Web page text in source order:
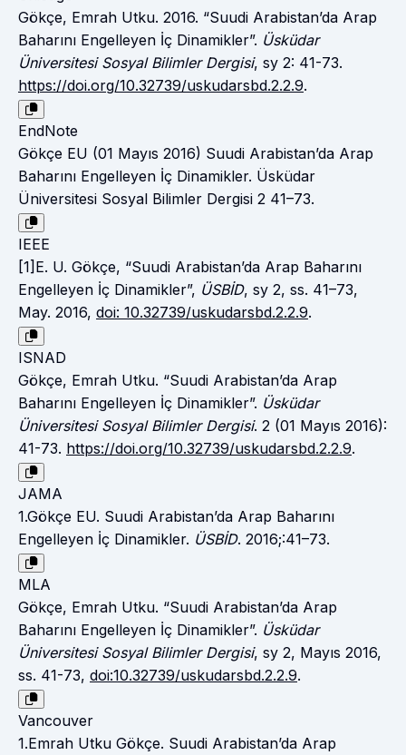
Gökçe, Emrah Utku. 2016. “Suudi Arabistan’da Arap
Baharını Engelleyen İç Dinamikler”. Üsküdar
Üniversitesi Sosyal Bilimler Dergisi, sy 2: 41-73.
https://doi.org/10.32739/uskudarsbd.2.2.9.
EndNote
Gökçe EU (01 Mayıs 2016) Suudi Arabistan’da Arap
Baharını Engelleyen İç Dinamikler. Üsküdar
Üniversitesi Sosyal Bilimler Dergisi 2 41–73.
IEEE
[1]E. U. Gökçe, “Suudi Arabistan’da Arap Baharını
Engelleyen İç Dinamikler”, ÜSBİD, sy 2, ss. 41–73,
May. 2016, doi: 10.32739/uskudarsbd.2.2.9.
ISNAD
Gökçe, Emrah Utku. “Suudi Arabistan’da Arap
Baharını Engelleyen İç Dinamikler”. Üsküdar
Üniversitesi Sosyal Bilimler Dergisi. 2 (01 Mayıs 2016):
41-73. https://doi.org/10.32739/uskudarsbd.2.2.9.
JAMA
1.Gökçe EU. Suudi Arabistan’da Arap Baharını
Engelleyen İç Dinamikler. ÜSBİD. 2016;:41–73.
MLA
Gökçe, Emrah Utku. “Suudi Arabistan’da Arap
Baharını Engelleyen İç Dinamikler”. Üsküdar
Üniversitesi Sosyal Bilimler Dergisi, sy 2, Mayıs 2016,
ss. 41-73, doi:10.32739/uskudarsbd.2.2.9.
Vancouver
1.Emrah Utku Gökçe. Suudi Arabistan’da Arap